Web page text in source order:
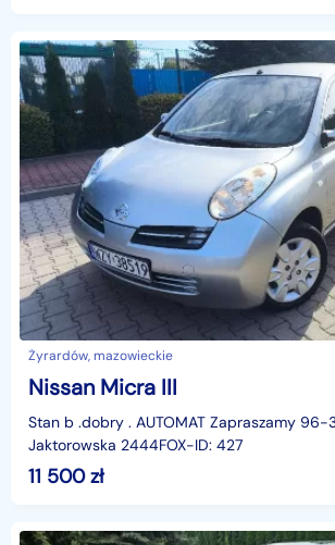
Żyrardów, mazowieckie
Nissan Micra III
Stan b .dobry . AUTOMAT Zapraszamy
Jaktorowska 2444FOX-ID: 427
11 500zł